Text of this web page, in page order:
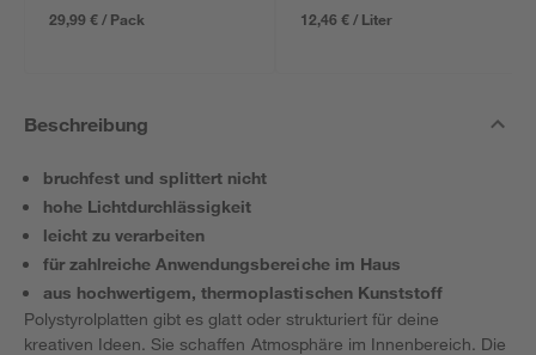
29,99 € / Pack
12,46 € / Liter
Beschreibung
bruchfest und splittert nicht
hohe Lichtdurchlässigkeit
leicht zu verarbeiten
für zahlreiche Anwendungsbereiche im Haus
aus hochwertigem, thermoplastischen Kunststoff
Polystyrolplatten gibt es glatt oder strukturiert für deine
kreativen Ideen. Sie schaffen Atmosphäre im Innenbereich. Die